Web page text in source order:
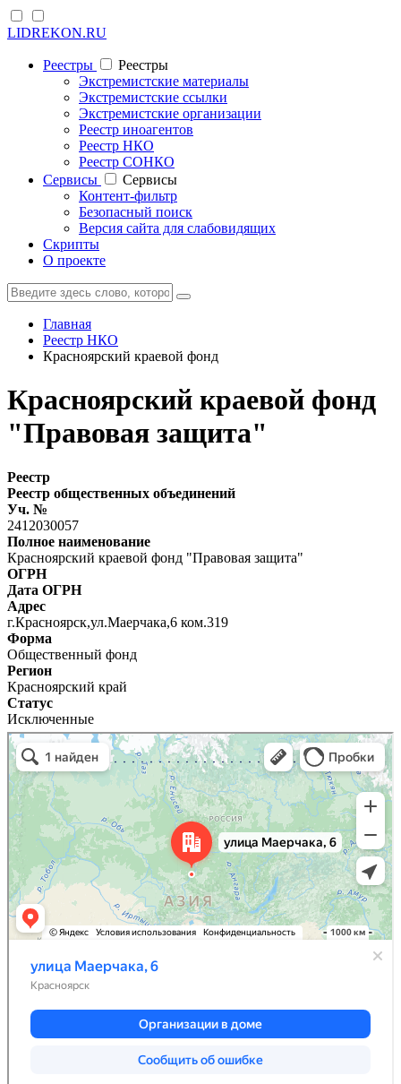
LIDREKON.RU
Реестры
Реестры
Экстремистские материалы
Экстремистские ссылки
Экстремистские организации
Реестр иноагентов
Реестр НКО
Реестр СОНКО
Cервисы
Cервисы
Контент-фильтр
Безопасный поиск
Версия сайта для слабовидящих
Скрипты
О проекте
Главная
Реестр НКО
Красноярский краевой фонд
Красноярский краевой фонд
"Правовая защита"
Реестр
Реестр общественных объединений
Уч. №
2412030057
Полное наименование
Красноярский краевой фонд "Правовая защита"
ОГРН
Дата ОГРН
Адрес
г.Красноярск,ул.Маерчака,6 ком.319
Форма
Общественный фонд
Регион
Красноярский край
Статус
Исключенные